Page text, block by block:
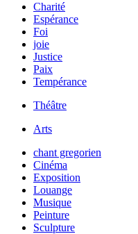
Charité
Espérance
Foi
joie
Justice
Paix
Tempérance
Théâtre
Arts
chant gregorien
Cinéma
Exposition
Louange
Musique
Peinture
Sculpture